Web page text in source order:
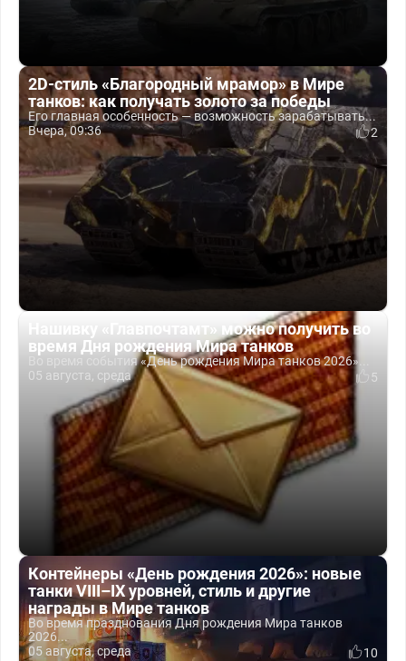
2D-стиль «Благородный мрамор» в Мире
танков: как получать золото за победы
Его главная особенность — возможность зарабатывать...
Вчера, 09:36
2
Нашивку «Главпочтамт» можно получить во
время Дня рождения Мира танков
Во время события «День рождения Мира танков 2026»...
05 августа, среда
5
Контейнеры «День рождения 2026»: новые
танки VIII–IX уровней, стиль и другие
награды в Мире танков
Во время празднования Дня рождения Мира танков
2026...
05 августа, среда
10